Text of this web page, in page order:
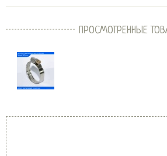
ПРОСМОТРЕННЫЕ